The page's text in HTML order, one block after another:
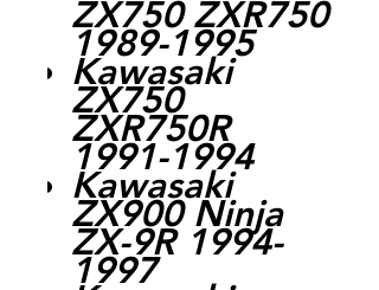
ZX750 ZXR750
1989-1995
Kawasaki
ZX750
ZXR750R
1991-1994
Kawasaki
ZX900 Ninja
ZX-9R 1994-
1997